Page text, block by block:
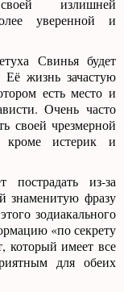
уверенной и
Свинья будет
Её жизнь зачастую
есть место и
Очень часто
своей чрезмерной
кроме истерик и
из-за
знаменитую фразу
зодиакального
«по секрету
который имеет все
для обеих